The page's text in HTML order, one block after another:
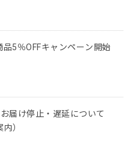
5％OFFキャンペーン開始
届け停止・遅延について
）